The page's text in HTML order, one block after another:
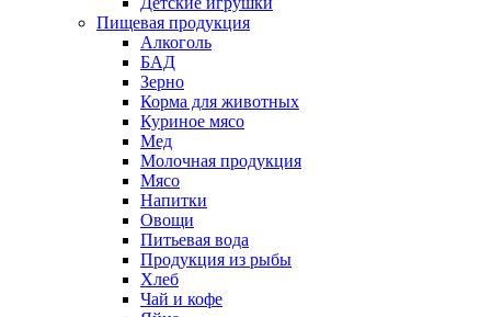
Пищевая продукция
Алкоголь
БАД
Зерно
Корма для животных
Куриное мясо
Мед
Молочная продукция
Мясо
Напитки
Овощи
Питьевая вода
Продукция из рыбы
Хлеб
Чай и кофе